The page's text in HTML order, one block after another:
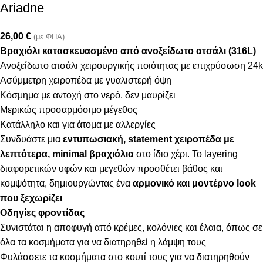
Ariadne
26,00 € (με ΦΠΑ)
Βραχιόλι κατασκευασμένο από ανοξείδωτο ατσάλι (316L)
Ανοξείδωτο ατσάλι χειρουργικής ποιότητας με επιχρύσωση 24k
Ασύμμετρη χειροπέδα με γυαλιστερή όψη
Κόσμημα με αντοχή στο νερό, δεν μαυρίζει
Μερικώς προσαρμόσιμο μέγεθος
Κατάλληλο και για άτομα με αλλεργίες
Συνδυάστε μια εντυπωσιακή, statement χειροπέδα με
λεπτότερα, minimal βραχιόλια στο ίδιο χέρι. Το layering
διαφορετικών υφών και μεγεθών προσθέτει βάθος και
κομψότητα, δημιουργώντας ένα αρμονικό και μοντέρνο look
που ξεχωρίζει
Οδηγίες φροντίδας
Συνιστάται η αποφυγή από κρέμες, κολόνιες και έλαια, όπως σε
όλα τα κοσμήματα για να διατηρηθεί η λάμψη τους
Φυλάσσετε τα κοσμήματα στο κουτί τους για να διατηρηθούν